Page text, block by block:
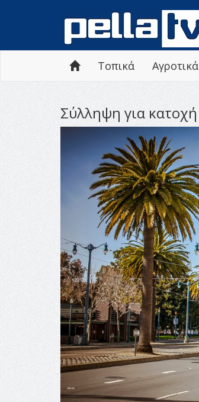
Τοπικά Αγροτικά
Σύλληψη για